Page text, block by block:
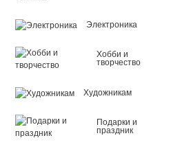
Электроника
Хобби и
творчество
Художникам
Подарки и
праздник